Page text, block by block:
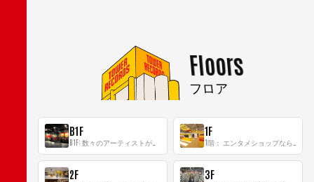
Floors
フロア
B1F 1F
2F 3F